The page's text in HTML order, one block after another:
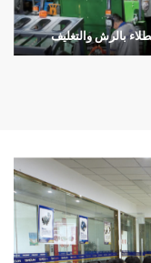
بالرش والتغليف